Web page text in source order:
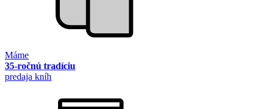
Máme
35-ročnú tradíciu
predaja kníh